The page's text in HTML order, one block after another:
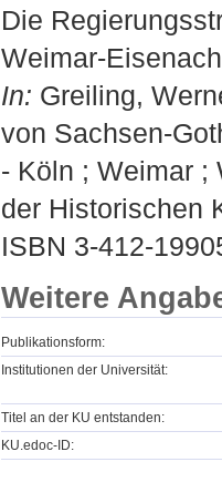
Die
Weimar-
In: Greiling,
von Sachsen-
- Köln ; Weimar ;
der Historischen
ISBN 3-412-
Weitere
Publikationsform:
Institutionen der Universität:
Titel an der KU entstanden:
KU.edoc-ID: